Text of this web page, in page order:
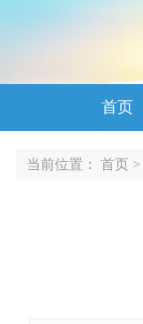
首页
当前位置： 首页 >